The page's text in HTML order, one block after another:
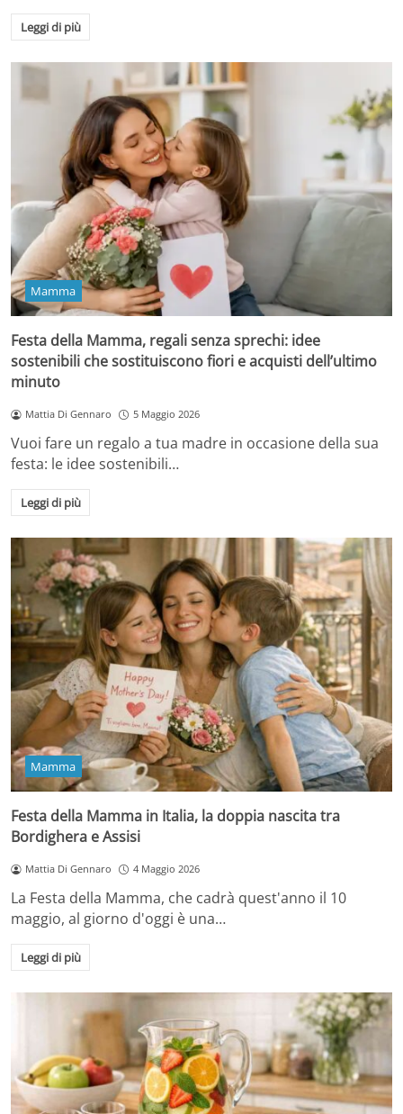
Leggi di più
Mamma
Festa della Mamma, regali senza sprechi: idee
sostenibili che sostituiscono fiori e acquisti dell’ultimo
minuto
Mattia Di Gennaro 5 Maggio 2026
Vuoi fare un regalo a tua madre in occasione della sua
festa: le idee sostenibili…
Leggi di più
Mamma
Festa della Mamma in Italia, la doppia nascita tra
Bordighera e Assisi
Mattia Di Gennaro 4 Maggio 2026
La Festa della Mamma, che cadrà quest'anno il 10
maggio, al giorno d'oggi è una…
Leggi di più